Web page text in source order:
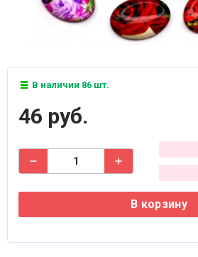
В наличии 86 шт.
46 руб.
В корзину